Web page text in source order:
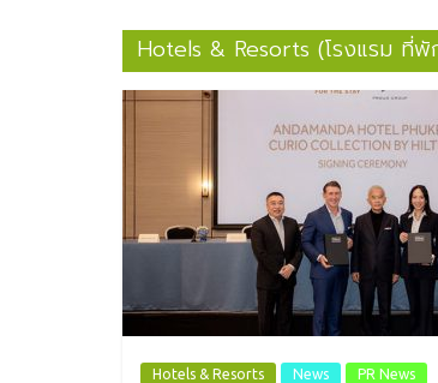
Hotels & Resorts (โรงแรม ที่พั
Hotels & Resorts News PR News